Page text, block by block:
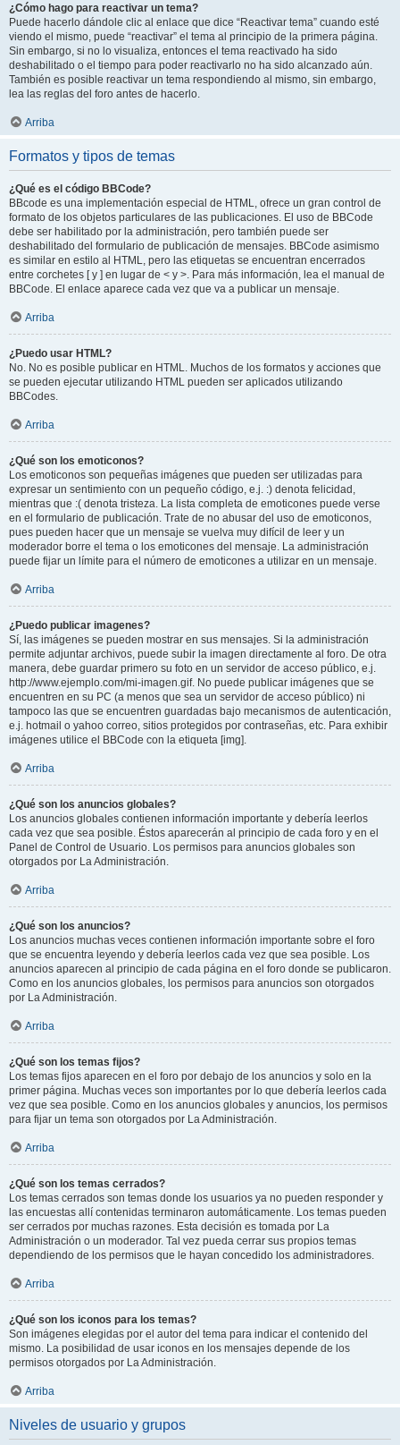
¿Cómo hago para reactivar un tema?
Puede hacerlo dándole clic al enlace que dice “Reactivar tema” cuando esté
viendo el mismo, puede “reactivar” el tema al principio de la primera página.
Sin embargo, si no lo visualiza, entonces el tema reactivado ha sido
deshabilitado o el tiempo para poder reactivarlo no ha sido alcanzado aún.
También es posible reactivar un tema respondiendo al mismo, sin embargo,
lea las reglas del foro antes de hacerlo.
Arriba
Formatos y tipos de temas
¿Qué es el código BBCode?
BBcode es una implementación especial de HTML, ofrece un gran control de
formato de los objetos particulares de las publicaciones. El uso de BBCode
debe ser habilitado por la administración, pero también puede ser
deshabilitado del formulario de publicación de mensajes. BBCode asimismo
es similar en estilo al HTML, pero las etiquetas se encuentran encerrados
entre corchetes [ y ] en lugar de < y >. Para más información, lea el manual de
BBCode. El enlace aparece cada vez que va a publicar un mensaje.
Arriba
¿Puedo usar HTML?
No. No es posible publicar en HTML. Muchos de los formatos y acciones que
se pueden ejecutar utilizando HTML pueden ser aplicados utilizando
BBCodes.
Arriba
¿Qué son los emoticonos?
Los emoticonos son pequeñas imágenes que pueden ser utilizadas para
expresar un sentimiento con un pequeño código, e.j. :) denota felicidad,
mientras que :( denota tristeza. La lista completa de emoticones puede verse
en el formulario de publicación. Trate de no abusar del uso de emoticonos,
pues pueden hacer que un mensaje se vuelva muy difícil de leer y un
moderador borre el tema o los emoticones del mensaje. La administración
puede fijar un límite para el número de emoticones a utilizar en un mensaje.
Arriba
¿Puedo publicar imagenes?
Sí, las imágenes se pueden mostrar en sus mensajes. Si la administración
permite adjuntar archivos, puede subir la imagen directamente al foro. De otra
manera, debe guardar primero su foto en un servidor de acceso público, e.j.
http://www.ejemplo.com/mi-imagen.gif. No puede publicar imágenes que se
encuentren en su PC (a menos que sea un servidor de acceso público) ni
tampoco las que se encuentren guardadas bajo mecanismos de autenticación,
e.j. hotmail o yahoo correo, sitios protegidos por contraseñas, etc. Para exhibir
imágenes utilice el BBCode con la etiqueta [img].
Arriba
¿Qué son los anuncios globales?
Los anuncios globales contienen información importante y debería leerlos
cada vez que sea posible. Éstos aparecerán al principio de cada foro y en el
Panel de Control de Usuario. Los permisos para anuncios globales son
otorgados por La Administración.
Arriba
¿Qué son los anuncios?
Los anuncios muchas veces contienen información importante sobre el foro
que se encuentra leyendo y debería leerlos cada vez que sea posible. Los
anuncios aparecen al principio de cada página en el foro donde se publicaron.
Como en los anuncios globales, los permisos para anuncios son otorgados
por La Administración.
Arriba
¿Qué son los temas fijos?
Los temas fijos aparecen en el foro por debajo de los anuncios y solo en la
primer página. Muchas veces son importantes por lo que debería leerlos cada
vez que sea posible. Como en los anuncios globales y anuncios, los permisos
para fijar un tema son otorgados por La Administración.
Arriba
¿Qué son los temas cerrados?
Los temas cerrados son temas donde los usuarios ya no pueden responder y
las encuestas allí contenidas terminaron automáticamente. Los temas pueden
ser cerrados por muchas razones. Esta decisión es tomada por La
Administración o un moderador. Tal vez pueda cerrar sus propios temas
dependiendo de los permisos que le hayan concedido los administradores.
Arriba
¿Qué son los iconos para los temas?
Son imágenes elegidas por el autor del tema para indicar el contenido del
mismo. La posibilidad de usar iconos en los mensajes depende de los
permisos otorgados por La Administración.
Arriba
Niveles de usuario y grupos